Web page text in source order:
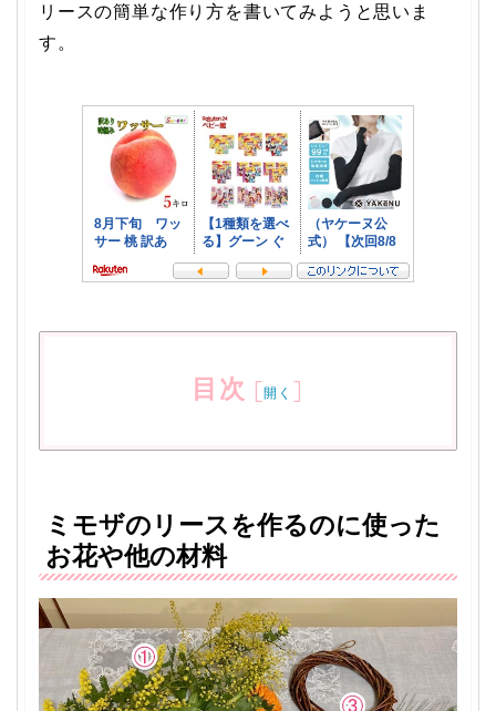
リースの簡単な作り方を書いてみようと思いま
す。
目次 [開く ]
ミモザのリースを作るのに使った
お花や他の材料